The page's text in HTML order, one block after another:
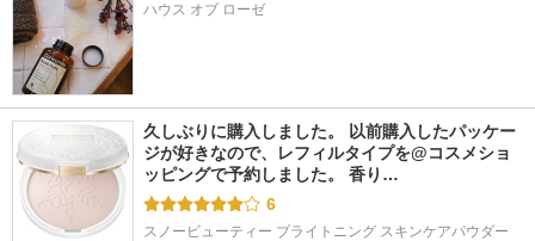
ハウス オブ ローゼ
久しぶりに購入しました。 以前購入したパッケー
ジが好きなので、レフィルタイプを@コスメショ
ッピングで予約しました。 香り…
6
スノービューティー ブライトニング スキンケアパウダー